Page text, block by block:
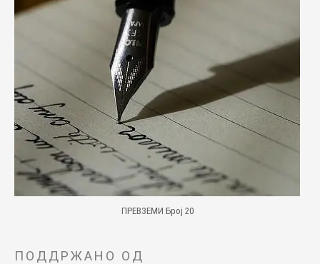
ПРЕВЗЕМИ Број 20
ПОДДРЖАНО ОД